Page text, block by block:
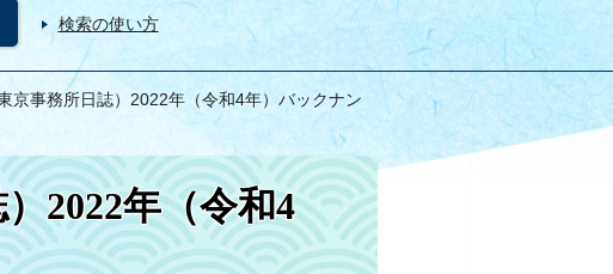
検索の使い方
京事務所日誌）2022年（令和4年）バックナン
2022年（令和4